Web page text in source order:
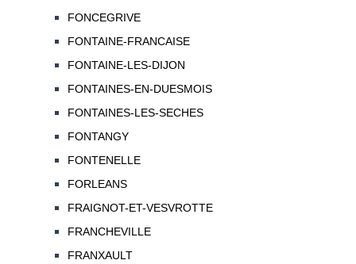
FONCEGRIVE
FONTAINE-FRANCAISE
FONTAINE-LES-DIJON
FONTAINES-EN-DUESMOIS
FONTAINES-LES-SECHES
FONTANGY
FONTENELLE
FORLEANS
FRAIGNOT-ET-VESVROTTE
FRANCHEVILLE
FRANXAULT